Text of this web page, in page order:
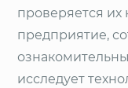
проверяется их
предприятие,
исследует